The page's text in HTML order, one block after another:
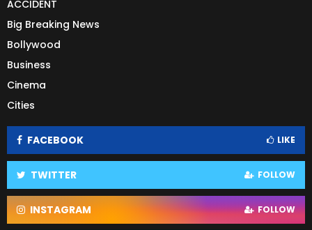
ACCIDENT
Big Breaking News
Bollywood
Business
Cinema
Cities
FACEBOOK LIKE
TWITTER FOLLOW
INSTAGRAM FOLLOW